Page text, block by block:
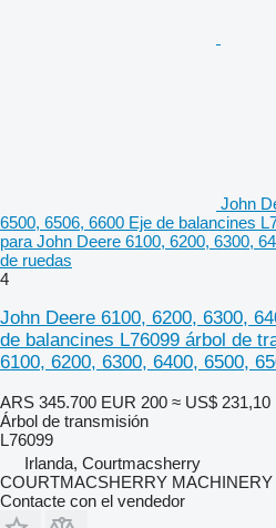
John
6500, 6506, 6600 Eje de balancines
para John Deere 6100, 6200, 6300,
de ruedas
4
John Deere 6100, 6200, 6300,
de balancines L76099 árbol de
6100, 6200, 6300, 6400, 6500,
ARS 345.700 EUR 200 ≈ US$ 231,10
Árbol de transmisión
L76099
Irlanda, Courtmacsherry
COURTMACSHERRY MACHINERY
Contacte con el vendedor